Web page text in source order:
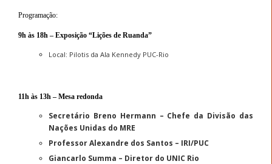
Programação:
9h às 18h – Exposição “Lições de Ruanda”
Local: Pilotis da Ala Kennedy PUC-Rio
11h às 13h – Mesa redonda
Secretário Breno Hermann – Chefe da Divisão das
Nações Unidas do MRE
Professor Alexandre dos Santos – IRI/PUC
Giancarlo Summa – Diretor do UNIC Rio